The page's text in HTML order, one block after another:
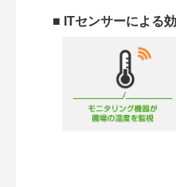
■ ITセンサーによる